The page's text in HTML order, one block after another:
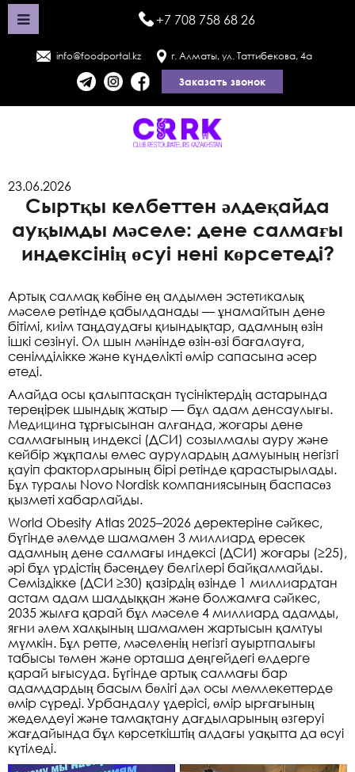
+7 708 758 68 26
info@foodportal.kz г. Алматы, ул. Таттибекова, 4а
Заказать звонок
23.06.2026
Сыртқы келбеттен әлдеқайда
ауқымды мәселе: дене салмағы
индексінің өсуі нені көрсетеді?
Артық салмақ көбіне ең алдымен эстетикалық
мәселе ретінде қабылданады — ұнамайтын дене
бітімі, киім таңдаудағы қиындықтар, адамның өзін
ішкі сезінуі. Ол шын мәнінде өзін-өзі бағалауға,
сенімділікке және күнделікті өмір сапасына әсер
етеді.
Алайда осы қалыптасқан түсініктердің астарында
тереңірек шындық жатыр — бұл адам денсаулығы.
Медицина тұрғысынан алғанда, жоғары дене
салмағының индексі (ДСИ) созылмалы ауру және
кейбір жұқпалы емес аурулардың дамуының негізгі
қауіп факторларының бірі ретінде қарастырылады.
Бұл туралы Novo Nordisk компаниясының баспасөз
қызметі хабарлайды.
World Obesity Atlas 2025–2026 деректеріне сәйкес,
бүгінде әлемде шамамен 3 миллиард ересек
адамның дене салмағы индексі (ДСИ) жоғары (≥25),
әрі бұл үрдістің бәсеңдеу белгілері байқалмайды.
Семіздікке (ДСИ ≥30) қазірдің өзінде 1 миллиардтан
астам адам шалдыққан және болжамға сәйкес,
2035 жылға қарай бұл мәселе 4 миллиард адамды,
яғни әлем халқының шамамен жартысын қамтуы
мүмкін. Бұл ретте, мәселенің негізгі ауыртпалығы
табысы төмен және орташа деңгейдегі елдерге
қарай ығысуда. Бүгінде артық салмағы бар
адамдардың басым бөлігі дәл осы мемлекеттерде
өмір сүреді. Урбандалу үдерісі, өмір ырғағының
жеделдеуі және тамақтану дағдыларының өзгеруі
жағдайында бұл көрсеткіштің алдағы уақытта да өсуі
күтіледі.